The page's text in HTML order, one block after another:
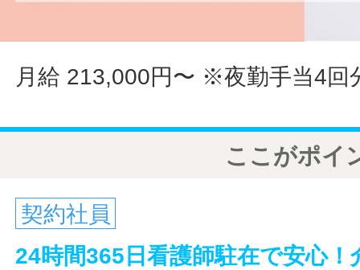
月給 213,000円〜 ※夜勤手当4回
ここがポイ
契約社員
24時間365日看護師駐在で安心